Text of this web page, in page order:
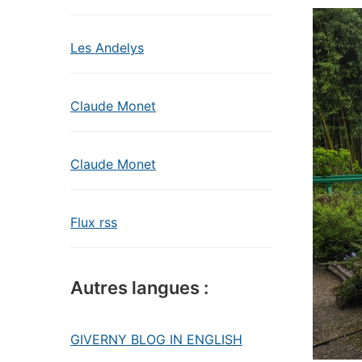
Les Andelys
Claude Monet
Claude Monet
Flux rss
Autres langues :
GIVERNY BLOG IN ENGLISH